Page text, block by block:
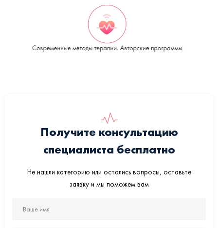
Получите консультацию
специалиста бесплатно
Не нашли категорию или остались вопросы, оставьте
заявку и мы поможем вам